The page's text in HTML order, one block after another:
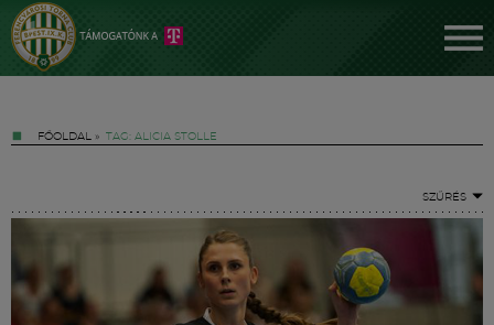
FŐOLDAL » TAG: ALICIA STOLLE
SZŰRÉS
Jegyek